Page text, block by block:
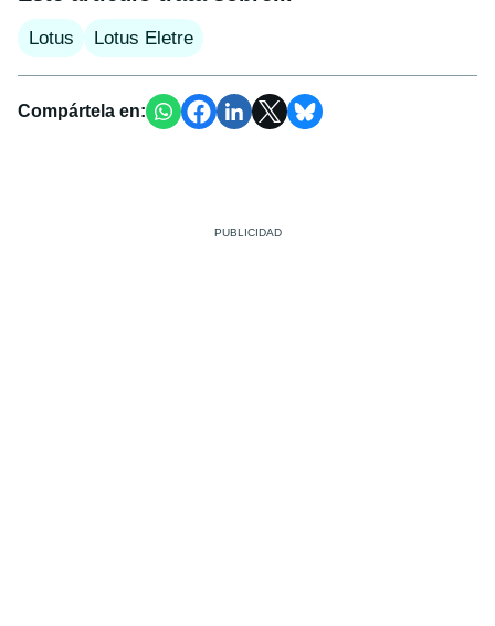
Lotus Lotus Eletre
Compártela en: